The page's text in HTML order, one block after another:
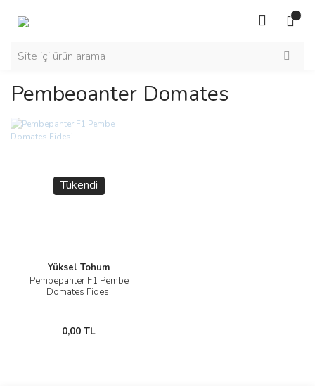
Pembeoanter Domates
Tükendi
Yüksel Tohum
Pembepanter F1 Pembe
Domates Fidesi
0,00 TL